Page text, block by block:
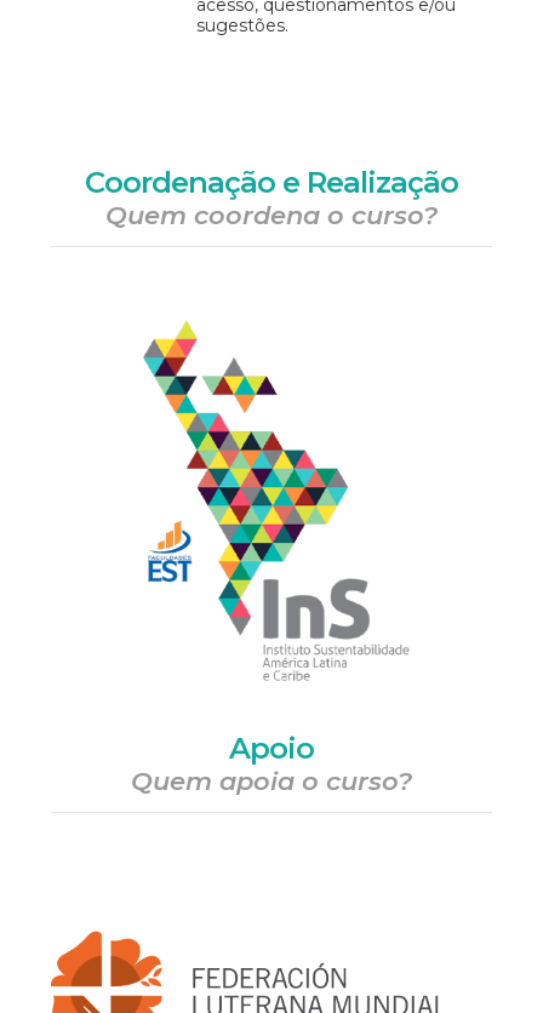
acesso, questionamentos e/ou
sugestões.
Coordenação e Realização
Quem coordena o curso?
Apoio
Quem apoia o curso?